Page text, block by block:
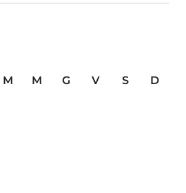
M M G V S
D